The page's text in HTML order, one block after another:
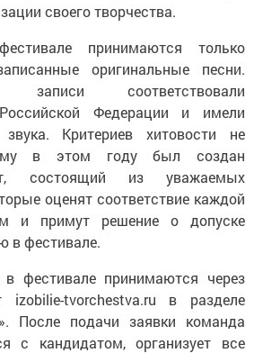
своего творчества.
принимаются только
оригинальные песни.
соответствовали
Российской Федерации и имели
Критериев хитовости не
в этом году был создан
состоящий из уважаемых
оценят соответствие каждой
и примут решение о допуске
в фестивале.
фестивале принимаются через
tvorchestva.ru в разделе
После подачи заявки команда
с кандидатом, организует все